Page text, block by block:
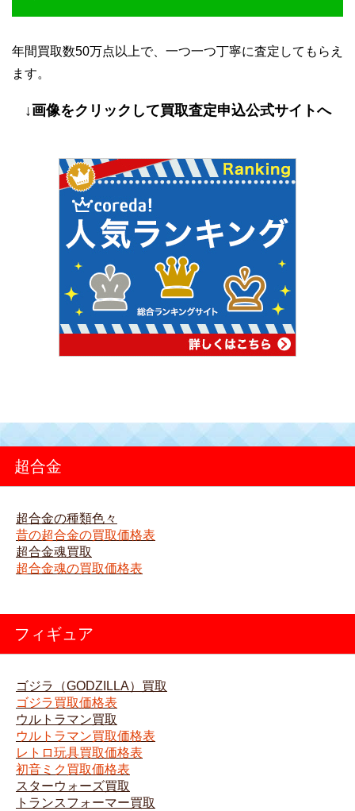
年間買取数50万点以上で、一つ一つ丁寧に査定してもらえ
ます。
↓画像をクリックして買取査定申込公式サイトへ
超合金
超合金の種類色々
昔の超合金の買取価格表
超合金魂買取
超合金魂の買取価格表
フィギュア
ゴジラ（GODZILLA）買取
ゴジラ買取価格表
ウルトラマン買取
ウルトラマン買取価格表
レトロ玩具買取価格表
初音ミク買取価格表
スターウォーズ買取
トランスフォーマー買取